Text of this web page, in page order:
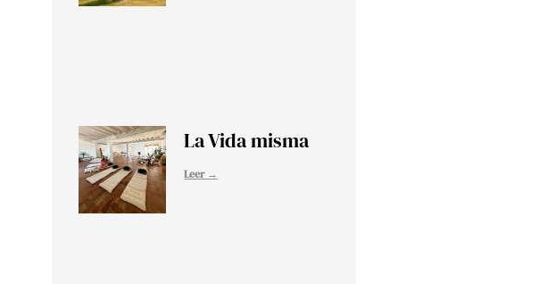
La Vida misma
Leer →